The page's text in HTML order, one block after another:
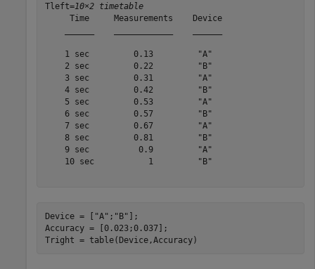
Tleft=10×2 timetable
     Time     Measurements    Device
    1 sec         0.13         "A"
    2 sec         0.22         "B"
    3 sec         0.31         "A"
    4 sec         0.42         "B"
    5 sec         0.53         "A"
    6 sec         0.57         "B"
    7 sec         0.67         "A"
    8 sec         0.81         "B"
    9 sec          0.9         "A"
    10 sec           1         "B"
Device = [ "A" ; "B" ];
Accuracy = [0.023;0.037];
Tright = table(Device,Accuracy)